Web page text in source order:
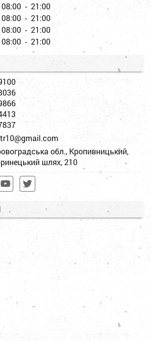
08:00 - 21:00
08:00 - 21:00
08:00 - 21:00
08:00 - 21:00
tr10@gmail.com
обл., Кропивницький,
шлях, 210